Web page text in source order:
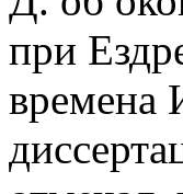
при
времена